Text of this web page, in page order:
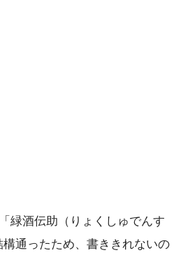
緑酒伝助（りょくしゅでんす
通ったため、書ききれないの